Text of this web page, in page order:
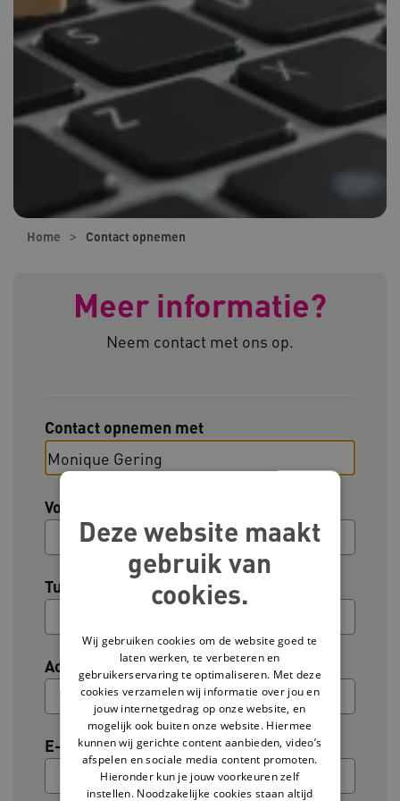
Home Contact opnemen
Meer informatie?
Neem contact met ons op.
Contact opnemen met
Voornaam
Tussenvoegsel (optioneel)
Achternaam
E-mailadres
Deze website maakt
gebruik van
cookies.
Wij gebruiken cookies om de website goed te
laten werken, te verbeteren en
gebruikerservaring te optimaliseren. Met deze
cookies verzamelen wij informatie over jou en
jouw internetgedrag op onze website, en
mogelijk ook buiten onze website. Hiermee
kunnen wij gerichte content aanbieden, video’s
afspelen en sociale media content promoten.
Hieronder kun je jouw voorkeuren zelf
instellen. Noodzakelijke cookies staan altijd